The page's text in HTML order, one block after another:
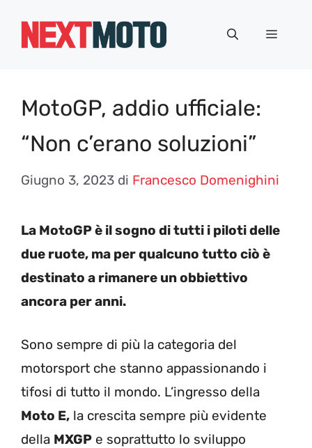
Menu
MotoGP, addio ufficiale:
“Non c’erano soluzioni”
Giugno 3, 2023 di Francesco Domenighini
La MotoGP è il sogno di tutti i piloti delle
due ruote, ma per qualcuno tutto ciò è
destinato a rimanere un obbiettivo
ancora per anni.
Sono sempre di più la categoria del
motorsport che stanno appassionando i
tifosi di tutto il mondo. L’ingresso della
Moto E, la crescita sempre più evidente
della MXGP e soprattutto lo sviluppo